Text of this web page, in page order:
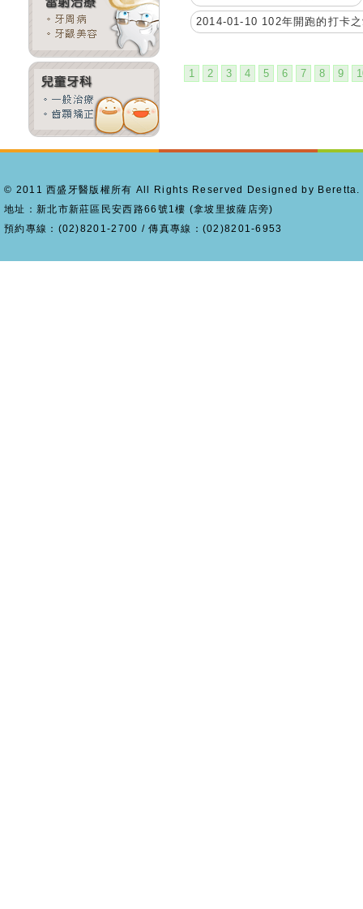
2014-01-10 102年開跑的打卡
1 2 3 4 5 6 7 8 9
© 2011 西盛牙醫版權所有 All Rights Reserved Designed by Beretta.
地址：新北市新莊區民安西路66號1樓 (拿坡里披薩店旁)
預約專線：(02)8201-2700 / 傳真專線：(02)8201-6953